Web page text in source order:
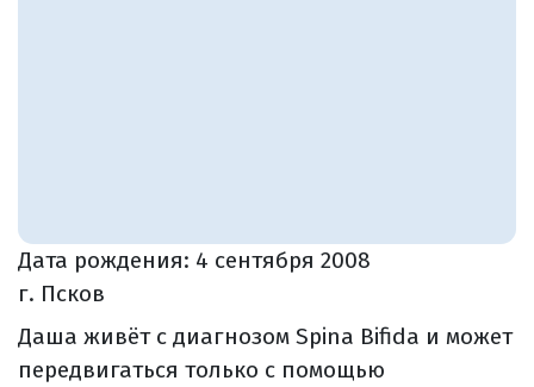
Дата рождения: 4 сентября 2008
г. Псков
Даша живёт с диагнозом Spina Bifida и может
передвигаться только с помощью